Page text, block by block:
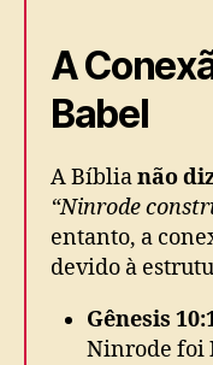
A
Babel
A Bíblianão
“Ninrode
entanto, a
devido à
Gênesis
Ninrode foi